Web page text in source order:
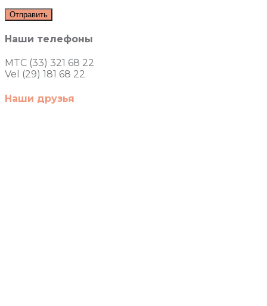
Наши телефоны
MTC (33) 321 68 22
Vel (29) 181 68 22
Наши друзья